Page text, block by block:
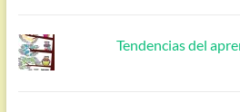
Tendencias del